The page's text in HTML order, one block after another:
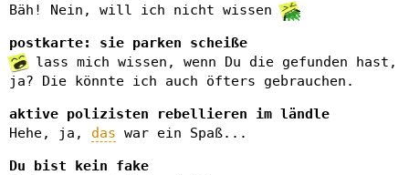
Bäh! Nein, will ich nicht wissen
postkarte: sie parken scheiße
lass mich wissen, wenn Du die gefunden hast,
ja? Die könnte ich auch öfters gebrauchen.
aktive polizisten rebellieren im ländle
Hehe, ja, das war ein Spaß...
Du bist kein fake